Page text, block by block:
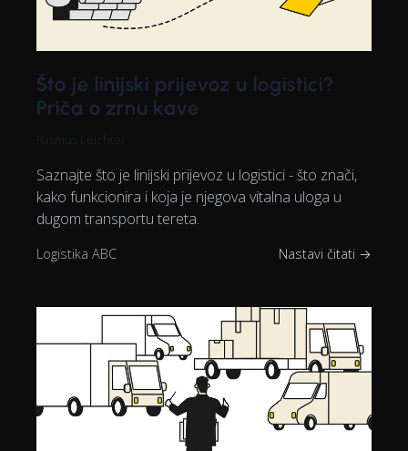
Što je linijski prijevoz u logistici?
Priča o zrnu kave
Rasmus Leichter
Saznajte što je linijski prijevoz u logistici - što znači,
kako funkcionira i koja je njegova vitalna uloga u
dugom transportu tereta.
Logistika ABC Nastavi čitati →